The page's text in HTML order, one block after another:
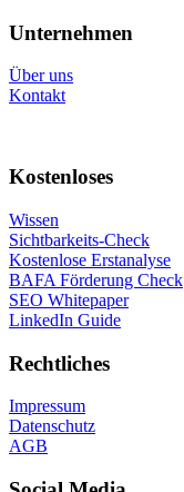
Unternehmen
Über uns
Kontakt
Kostenloses
Wissen
Sichtbarkeits-Check
Kostenlose Erstanalyse
BAFA Förderung Check
SEO Whitepaper
LinkedIn Guide
Rechtliches
Impressum
Datenschutz
AGB